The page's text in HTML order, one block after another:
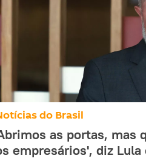
do Brasil
as portas, mas
empresários', diz